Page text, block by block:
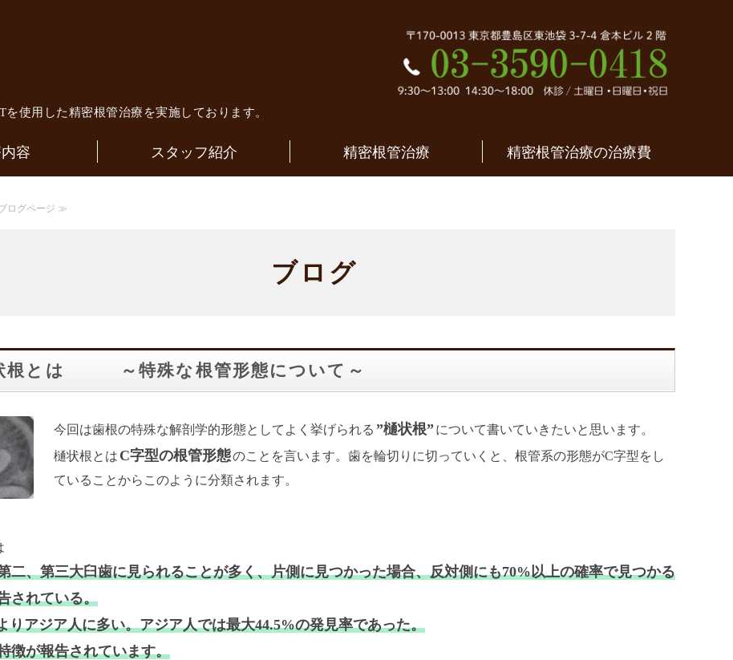
歯科医院｜歯内療法専門医による精密根管治療｜東京都
使用した精密根管治療を実施しております。
容 スタッフ紹介 精密根管治療 精密根管治療の治療費
ログページ ≫
ブログ
根とは ～特殊な根管形態について～
今回は歯根の特殊な解剖学的形態としてよく挙げられる ”樋状根” について書いていきたいと思います。
樋状根とは C字型の根管形態のことを言います。歯を輪切りに切っていくと、根管系の形態がC字型をし
ていることからこのように分類されます。
二、第三大臼歯に見られることが多く、片側に見つかった場合、反対側にも70%以上の確率で見つかる
されている。
りアジア人に多い。アジア人では最大44.5%の発見率であった。
徴が報告されています。